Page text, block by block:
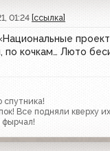
01:24 [ссылка]
по кочкам… Люто
спутника!
Все подняли кверху
фырчал!